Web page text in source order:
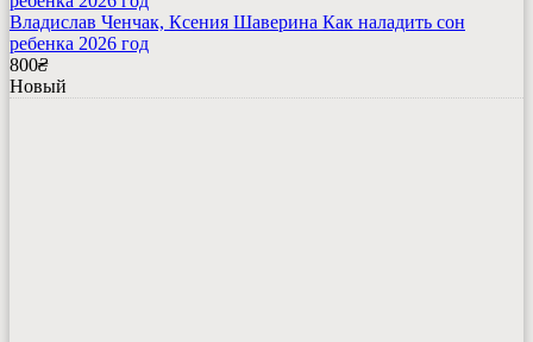
Владислав Ченчак, Ксения Шаверина Как наладить сон
ребенка 2026 год
800₴
Новый